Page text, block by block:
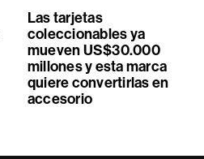
Las tarjetas
coleccionables ya
mueven US$30.000
millones y esta marca
quiere convertirlas en
accesorio